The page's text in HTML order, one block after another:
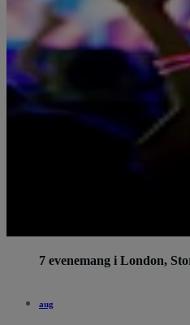
7 evenemang i London,
aug